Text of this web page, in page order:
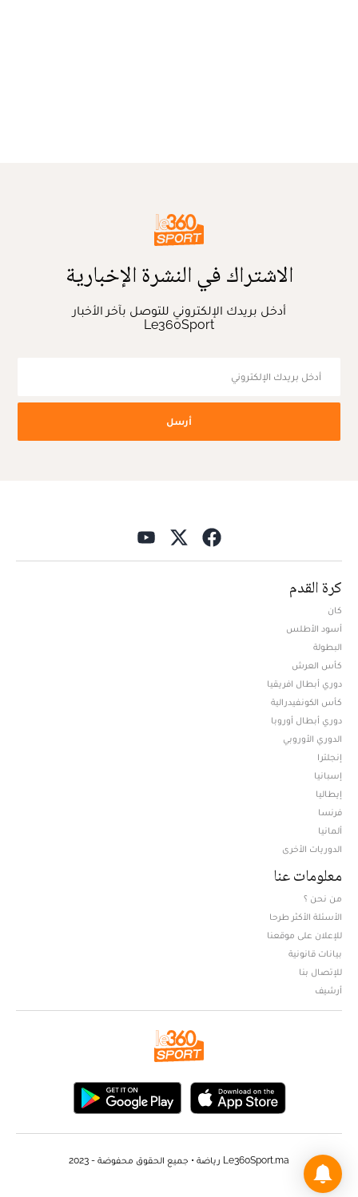
الاشتراك في النشرة الإخبارية
أدخل بريدك الإلكتروني للتوصل بآخر الأخبار
Le360Sport
أرسل
كرة القدم
كان
أسود الأطلس
البطولة
كأس العرش
دوري أبطال افريقيا
كأس الكونفيدرالية
دوري أبطال أوروبا
الدوري الأوروبي
إنجلترا
إسبانيا
إيطاليا
فرنسا
ألمانيا
الدوريات الأخرى
معلومات عنا
من نحن ؟
الأسئلة الأكثر طرحا
للإعلان على موقعنا
بيانات قانونية
للإتصال بنا
أرشيف
Le360Sport.ma رياضة • جميع الحقوق محفوضة - 2023